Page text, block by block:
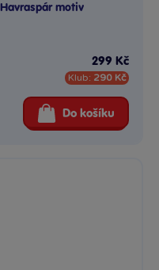
motiv
299 Kč
Klub: 290 Kč
Do košíku